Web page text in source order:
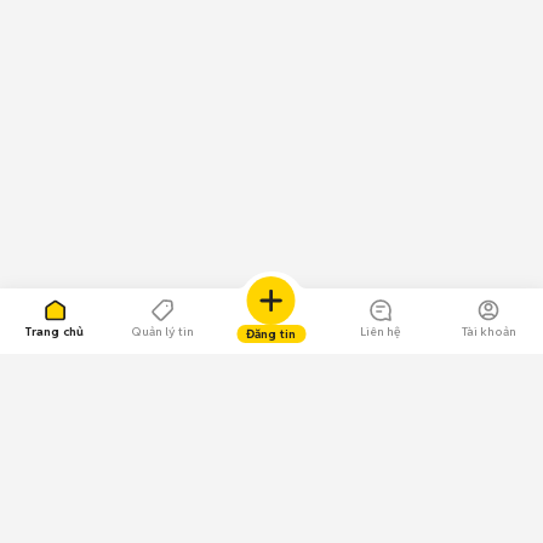
Trang chủ Quản lý tin Đăng tin Liên hệ Tài khoản